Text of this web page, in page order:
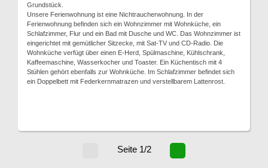
Grundstück.
Unsere Ferienwohnung ist eine Nichtraucherwohnung. In der
Ferienwohnung befinden sich ein Wohnzimmer mit Wohnküche, ein
Schlafzimmer, Flur und ein Bad mit Dusche und WC. Das Wohnzimmer ist
eingerichtet mit gemütlicher Sitzecke, mit Sat-TV und CD-Radio. Die
Wohnküche verfügt über einen E-Herd, Spülmaschine, Kühlschrank,
Kaffeemaschine, Wasserkocher und Toaster. Ein Küchentisch mit 4
Stühlen gehört ebenfalls zur Wohnküche. Im Schlafzimmer befindet sich
ein Doppelbett mit Federkernmatrazen und verstellbarem Lattenrost.
Seite 1/2